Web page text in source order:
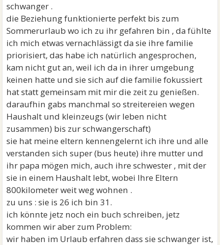
schwanger .
die Beziehung funktionierte perfekt bis zum
Sommerurlaub wo ich zu ihr gefahren bin , da fühlte
ich mich etwas vernachlässigt da sie ihre familie
priorisiert, das habe ich natürlich angesprochen,
kam nicht gut an, weil ich da in ihrer umgebung
keinen hatte und sie sich auf die familie fokussiert
hat statt gemeinsam mit mir die zeit zu genießen.
daraufhin gabs manchmal so streitereien wegen
Haushalt und kleinzeugs (wir leben nicht
zusammen) bis zur schwangerschaft)
sie hat meine eltern kennengelernt ich ihre und alle
verstanden sich super (bus heute) ihre mutter und
ihr papa mögen mich, auch ihre schwester , mit der
sie in einem Haushalt lebt, wobei Ihre Eltern
800kilometer weit weg wohnen .
zu uns : sie is 26 ich bin 31.
ich könnte jetz noch ein buch schreiben, jetz
kommen wir aber zum Problem:
wir haben im Urlaub erfahren dass sie schwanger ist,